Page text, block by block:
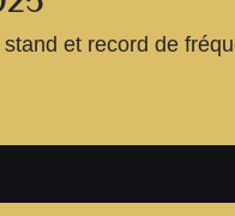
et record de